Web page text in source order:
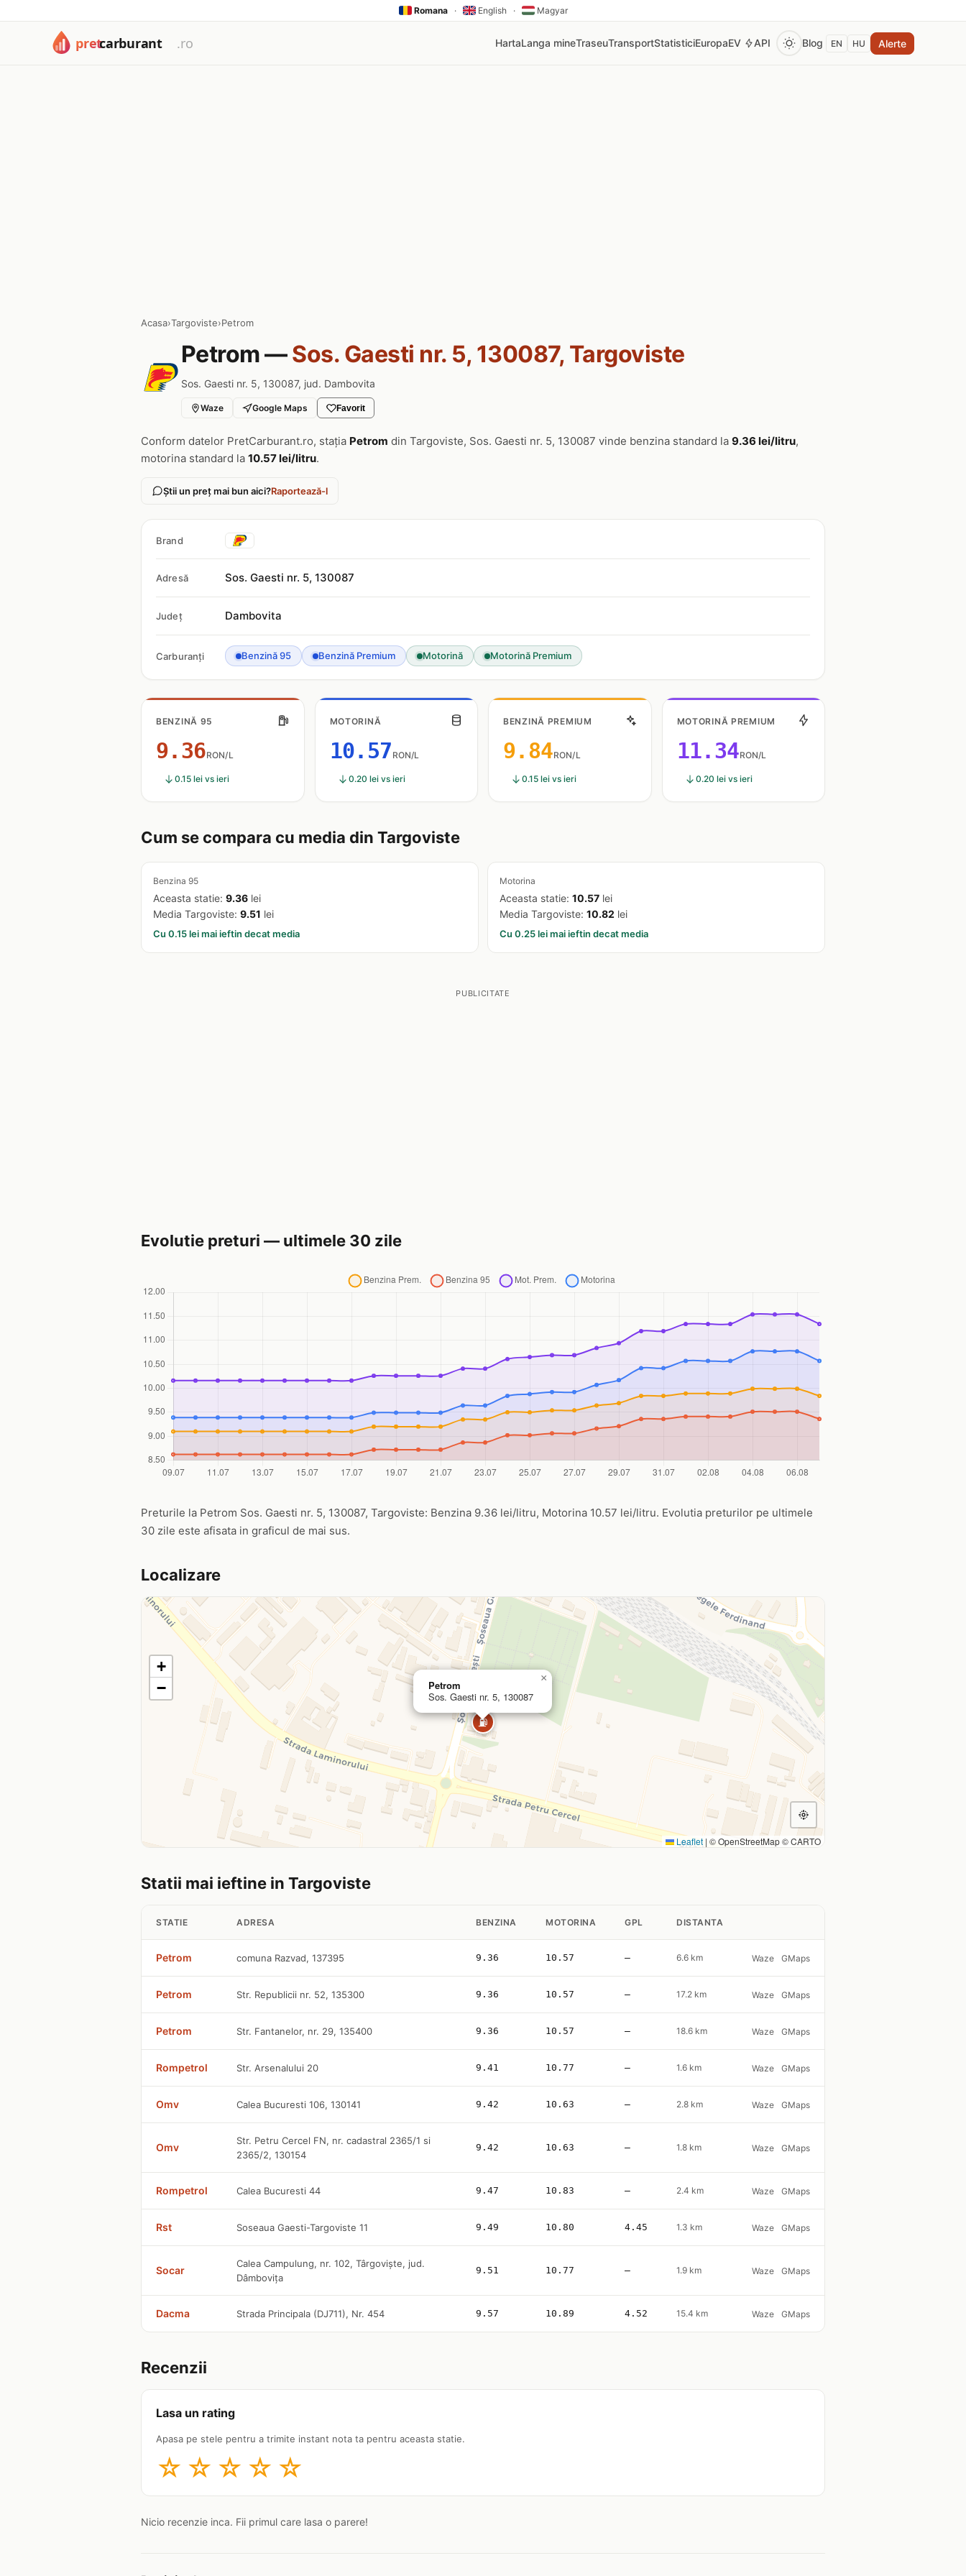
Romana · English · Magyar
HartaLanga mineTraseuTransportStatisticiEuropaEV API Blog EN HU Alerte
Acasa›Targoviste›Petrom
Petrom —Sos. Gaesti nr. 5, 130087, Targoviste
Sos. Gaesti nr. 5, 130087, jud. Dambovita
Waze Google Maps Favorit
Conform datelor PretCarburant.ro, stația Petrom din Targoviste, Sos. Gaesti nr. 5, 130087 vinde benzina standard la 9.36 lei/litru,
motorina standard la 10.57 lei/litru.
Știi un preț mai bun aici?Raportează-l
Brand
Adresă Sos. Gaesti nr. 5, 130087
Județ Dambovita
Carburanți Benzină 95 Benzină Premium Motorină Motorină Premium
BENZINĂ 95
9.36RON/L
0.15 lei vs ieri
MOTORINĂ
10.57 RON/L
0.20 lei vs ieri
BENZINĂ PREMIUM
9.84RON/L
0.15 lei vs ieri
MOTORINĂ PREMIUM
11.34RON/L
0.20 lei vs ieri
Cum se compara cu media din Targoviste
Benzina 95
Aceasta statie: 9.36 lei
Media Targoviste: 9.51 lei
Cu 0.15 lei mai ieftin decat media
Motorina
Aceasta statie: 10.57 lei
Media Targoviste: 10.82 lei
Cu 0.25 lei mai ieftin decat media
PUBLICITATE
Evolutie preturi — ultimele 30 zile
Preturile la Petrom Sos. Gaesti nr. 5, 130087, Targoviste: Benzina 9.36 lei/litru, Motorina 10.57 lei/litru. Evolutia preturilor pe ultimele
30 zile este afisata in graficul de mai sus.
Localizare
⛽
Petrom
Sos. Gaesti nr. 5, 130087
×
+
−
Leaflet | © OpenStreetMap © CARTO
Statii mai ieftine in Targoviste
STATIE ADRESA BENZINA MOTORINA GPL DISTANTA
Petrom comuna Razvad, 137395 9.36 10.57 — 6.6 km Waze GMaps
Petrom Str. Republicii nr. 52, 135300 9.36 10.57 — 17.2 km Waze GMaps
Petrom Str. Fantanelor, nr. 29, 135400 9.36 10.57 — 18.6 km Waze GMaps
Rompetrol Str. Arsenalului 20 9.41 10.77 — 1.6 km Waze GMaps
Omv Calea Bucuresti 106, 130141 9.42 10.63 — 2.8 km Waze GMaps
Omv
Str. Petru Cercel FN, nr. cadastral 2365/1 si
2365/2, 130154
9.42 10.63 — 1.8 km Waze GMaps
Rompetrol Calea Bucuresti 44 9.47 10.83 — 2.4 km Waze GMaps
Rst Soseaua Gaesti-Targoviste 11 9.49 10.80 4.45 1.3 km Waze GMaps
Socar
Calea Campulung, nr. 102, Târgoviște, jud.
Dâmbovița
9.51 10.77 — 1.9 km Waze GMaps
Dacma Strada Principala (DJ711), Nr. 454 9.57 10.89 4.52 15.4 km Waze GMaps
Recenzii
Lasa un rating
Apasa pe stele pentru a trimite instant nota ta pentru aceasta statie.
☆ ☆ ☆ ☆ ☆
Nicio recenzie inca. Fii primul care lasa o parere!